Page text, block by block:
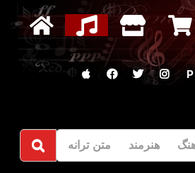
P
هنرمند متن ترانه